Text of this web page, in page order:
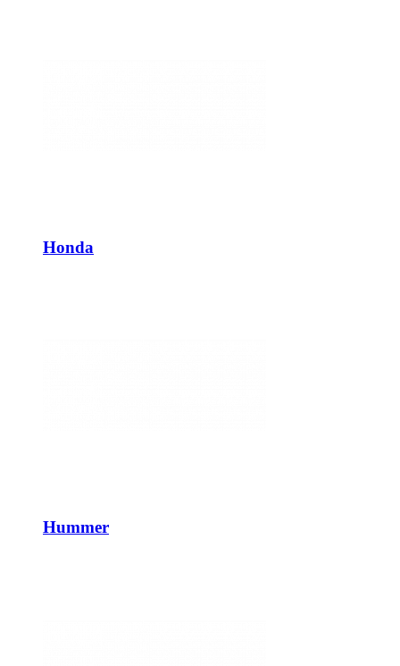
Honda
Hummer